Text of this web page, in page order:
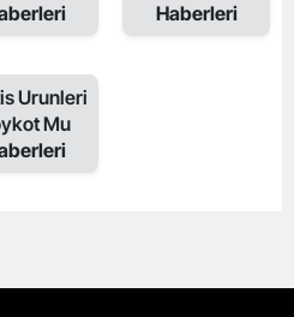
Haberleri
Urunleri
Mu